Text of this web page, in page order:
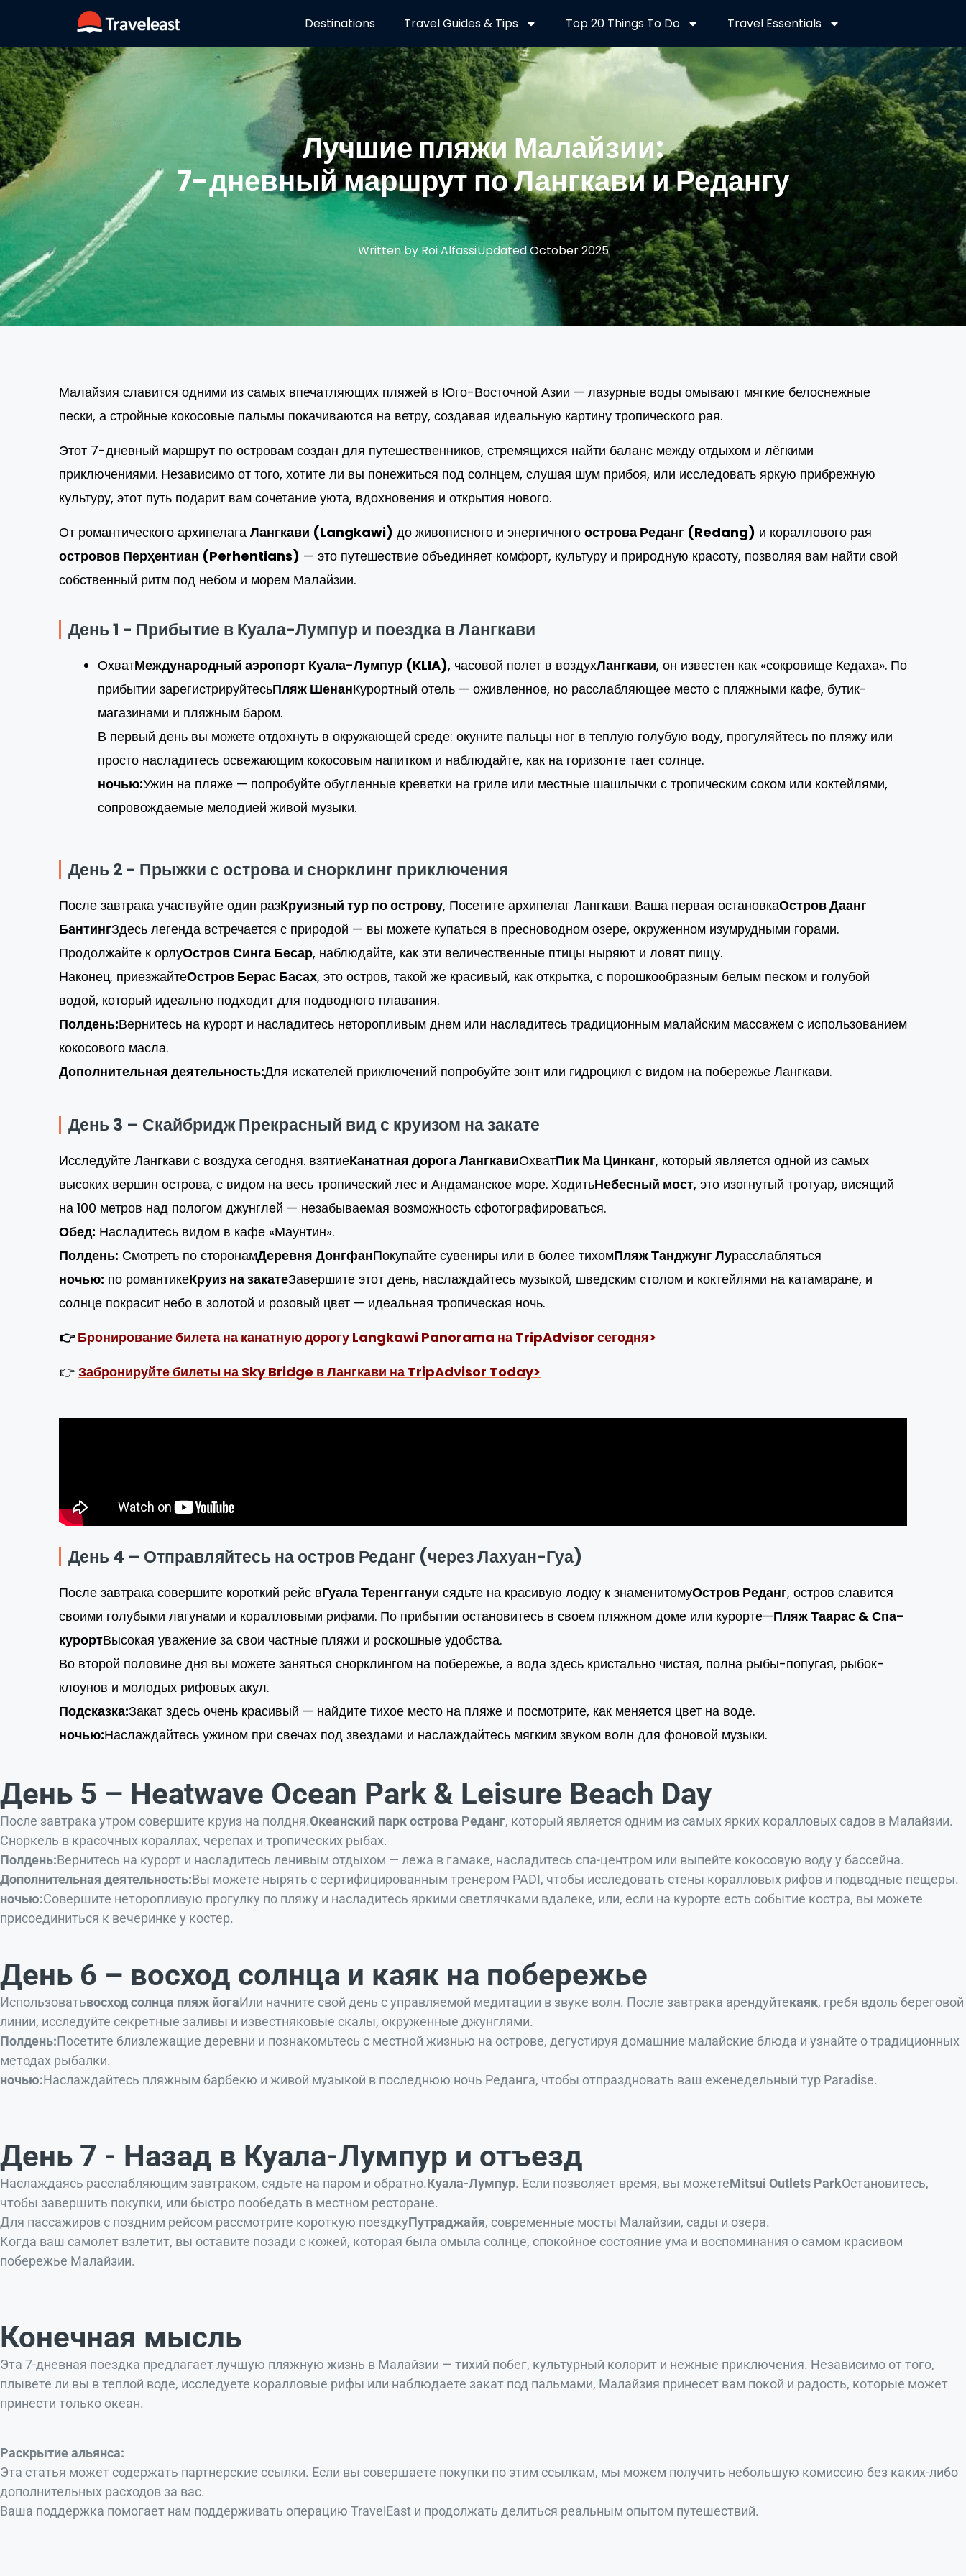
Destinations Travel Guides & Tips Top 20 Things To Do Travel Essentials
Лучшие пляжи Малайзии:
7-дневный маршрут по Лангкави и Редангу
Written by Roi AlfassiUpdated October 2025
Малайзия славится одними из самых впечатляющих пляжей в Юго-Восточной Азии — лазурные воды омывают мягкие белоснежные
пески, а стройные кокосовые пальмы покачиваются на ветру, создавая идеальную картину тропического рая.
Этот 7-дневный маршрут по островам создан для путешественников, стремящихся найти баланс между отдыхом и лёгкими
приключениями. Независимо от того, хотите ли вы понежиться под солнцем, слушая шум прибоя, или исследовать яркую прибрежную
культуру, этот путь подарит вам сочетание уюта, вдохновения и открытия нового.
От романтического архипелага Лангкави (Langkawi) до живописного и энергичного острова Реданг (Redang) и кораллового рая
островов Перҳентиан (Perhentians) — это путешествие объединяет комфорт, культуру и природную красоту, позволяя вам найти свой
собственный ритм под небом и морем Малайзии.
День 1 - Прибытие в Куала-Лумпур и поездка в Лангкави
ОхватМеждународный аэропорт Куала-Лумпур (KLIA), часовой полет в воздухЛангкави, он известен как «сокровище Кедаха». По
прибытии зарегистрируйтесьПляж ШенанКурортный отель — оживленное, но расслабляющее место с пляжными кафе, бутик-
магазинами и пляжным баром.
В первый день вы можете отдохнуть в окружающей среде: окуните пальцы ног в теплую голубую воду, прогуляйтесь по пляжу или
просто насладитесь освежающим кокосовым напитком и наблюдайте, как на горизонте тает солнце.
ночью:Ужин на пляже — попробуйте обугленные креветки на гриле или местные шашлычки с тропическим соком или коктейлями,
сопровождаемые мелодией живой музыки.
День 2 - Прыжки с острова и снорклинг приключения
После завтрака участвуйте один разКруизный тур по острову, Посетите архипелаг Лангкави. Ваша первая остановкаОстров Даанг
БантингЗдесь легенда встречается с природой — вы можете купаться в пресноводном озере, окруженном изумрудными горами.
Продолжайте к орлуОстров Синга Бесар, наблюдайте, как эти величественные птицы ныряют и ловят пищу.
Наконец, приезжайтеОстров Берас Басах, это остров, такой же красивый, как открытка, с порошкообразным белым песком и голубой
водой, который идеально подходит для подводного плавания.
Полдень:Вернитесь на курорт и насладитесь неторопливым днем или насладитесь традиционным малайским массажем с использованием
кокосового масла.
Дополнительная деятельность:Для искателей приключений попробуйте зонт или гидроцикл с видом на побережье Лангкави.
День 3 – Скайбридж Прекрасный вид с круизом на закате
Исследуйте Лангкави с воздуха сегодня. взятиеКанатная дорога ЛангкавиОхватПик Ма Цинканг, который является одной из самых
высоких вершин острова, с видом на весь тропический лес и Андаманское море. ХодитьНебесный мост, это изогнутый тротуар, висящий
на 100 метров над пологом джунглей — незабываемая возможность сфотографироваться.
Обед: Насладитесь видом в кафе «Маунтин».
Полдень: Смотреть по сторонамДеревня ДонгфанПокупайте сувениры или в более тихомПляж Танджунг Лурасслабляться
ночью: по романтикеКруиз на закатеЗавершите этот день, наслаждайтесь музыкой, шведским столом и коктейлями на катамаране, и
солнце покрасит небо в золотой и розовый цвет — идеальная тропическая ночь.
👉Бронирование билета на канатную дорогу Langkawi Panorama на TripAdvisor сегодня>
👉 Забронируйте билеты на Sky Bridge в Лангкави на TripAdvisor Today>
День 4 – Отправляйтесь на остров Реданг (через Лахуан-Гуа)
После завтрака совершите короткий рейс вГуала Теренггануи сядьте на красивую лодку к знаменитомуОстров Реданг, остров славится
своими голубыми лагунами и коралловыми рифами. По прибытии остановитесь в своем пляжном доме или курорте—Пляж Таарас & Спа-
курортВысокая уважение за свои частные пляжи и роскошные удобства.
Во второй половине дня вы можете заняться снорклингом на побережье, а вода здесь кристально чистая, полна рыбы-попугая, рыбок-
клоунов и молодых рифовых акул.
Подсказка:Закат здесь очень красивый — найдите тихое место на пляже и посмотрите, как меняется цвет на воде.
ночью:Наслаждайтесь ужином при свечах под звездами и наслаждайтесь мягким звуком волн для фоновой музыки.
День 5 – Heatwave Ocean Park & Leisure Beach Day
После завтрака утром совершите круиз на полдня.Океанский парк острова Реданг, который является одним из самых ярких коралловых садов в Малайзии.
Сноркель в красочных кораллах, черепах и тропических рыбах.
Полдень:Вернитесь на курорт и насладитесь ленивым отдыхом — лежа в гамаке, насладитесь спа-центром или выпейте кокосовую воду у бассейна.
Дополнительная деятельность:Вы можете нырять с сертифицированным тренером PADI, чтобы исследовать стены коралловых рифов и подводные пещеры.
ночью:Совершите неторопливую прогулку по пляжу и насладитесь яркими светлячками вдалеке, или, если на курорте есть событие костра, вы можете
присоединиться к вечеринке у костер.
День 6 – восход солнца и каяк на побережье
Использоватьвосход солнца пляж йогаИли начните свой день с управляемой медитации в звуке волн. После завтрака арендуйтекаяк, гребя вдоль береговой
линии, исследуйте секретные заливы и известняковые скалы, окруженные джунглями.
Полдень:Посетите близлежащие деревни и познакомьтесь с местной жизнью на острове, дегустируя домашние малайские блюда и узнайте о традиционных
методах рыбалки.
ночью:Наслаждайтесь пляжным барбекю и живой музыкой в последнюю ночь Реданга, чтобы отпраздновать ваш еженедельный тур Paradise.
День 7 - Назад в Куала-Лумпур и отъезд
Наслаждаясь расслабляющим завтраком, сядьте на паром и обратно.Куала-Лумпур. Если позволяет время, вы можетеMitsui Outlets ParkОстановитесь,
чтобы завершить покупки, или быстро пообедать в местном ресторане.
Для пассажиров с поздним рейсом рассмотрите короткую поездкуПутраджайя, современные мосты Малайзии, сады и озера.
Когда ваш самолет взлетит, вы оставите позади с кожей, которая была омыла солнце, спокойное состояние ума и воспоминания о самом красивом
побережье Малайзии.
Конечная мысль
Эта 7-дневная поездка предлагает лучшую пляжную жизнь в Малайзии — тихий побег, культурный колорит и нежные приключения. Независимо от того,
плывете ли вы в теплой воде, исследуете коралловые рифы или наблюдаете закат под пальмами, Малайзия принесет вам покой и радость, которые может
принести только океан.
Раскрытие альянса:
Эта статья может содержать партнерские ссылки. Если вы совершаете покупки по этим ссылкам, мы можем получить небольшую комиссию без каких-либо
дополнительных расходов за вас.
Ваша поддержка помогает нам поддерживать операцию TravelEast и продолжать делиться реальным опытом путешествий.